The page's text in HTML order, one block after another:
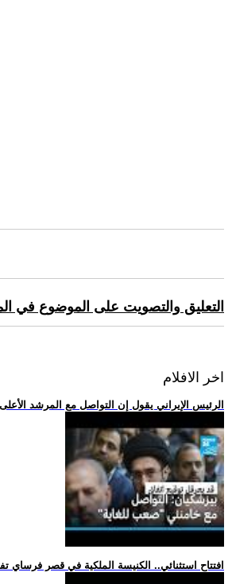
التعليق والتصويت على الموضوع في
اخر الافلام
.. الرئيس الإيراني يقول إن التواصل مع المرشد
.. افتتاح استثنائي.. الكنيسة الملكية في قصر فرساي